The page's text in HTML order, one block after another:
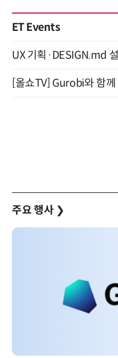
ET Events
주요 행사 ❯